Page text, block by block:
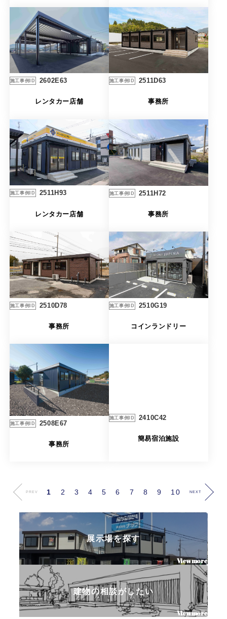
施工事例ID 2602E63
レンタカー店舗
施工事例ID 2511D63
事務所
施工事例ID 2511H93
レンタカー店舗
施工事例ID 2511H72
事務所
施工事例ID 2510D78
事務所
施工事例ID 2510G19
コインランドリー
施工事例ID 2508E67
事務所
施工事例ID 2410C42
簡易宿泊施設
PREV 1 2 3 4 5 6 7 8 9 10 NEXT
展示場を探す
建物の相談がしたい